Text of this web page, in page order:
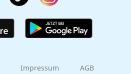
Impressum AGB